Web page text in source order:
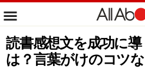
読書感想文を成功に
は？言葉がけのコツ